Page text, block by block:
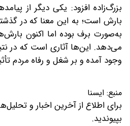
بزرگ‌زاده افزود: یکی دیگر از
بارش است؛ به این معنا که در
به‌صورت برف بوده اما اکنون
می‌دهد. این‌ها آثاری است که در
وجود آمده و بر شغل و رفاه مردم
منبع: ایسنا
برای اطلاع از آخرین اخبار و
بپیوندید.